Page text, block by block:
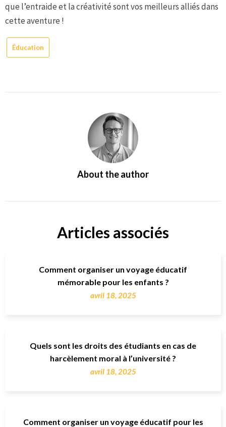
que l’entraide et la créativité sont vos meilleurs alliés dans
cette aventure !
Éducation
About the author
Articles associés
Comment organiser un voyage éducatif
mémorable pour les enfants ?
avril 18, 2025
Quels sont les droits des étudiants en cas de
harcèlement moral à l’université ?
avril 18, 2025
Comment organiser un voyage éducatif pour les